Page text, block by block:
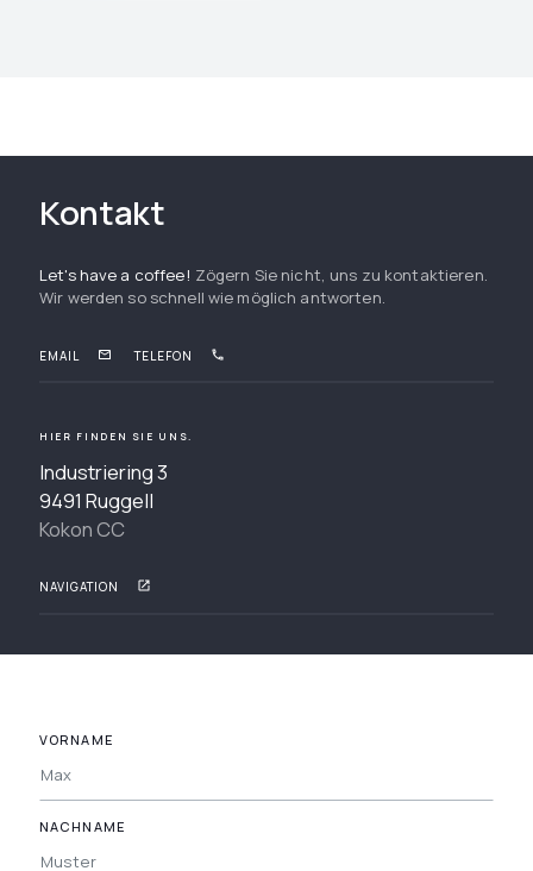
Kontakt
Let's have a coffee! Zögern Sie nicht, uns zu kontaktieren.
Wir werden so schnell wie möglich antworten.
EMAIL TELEFON
HIER FINDEN SIE UNS.
Industriering 3
9491 Ruggell
Kokon CC
NAVIGATION
VORNAME
NACHNAME